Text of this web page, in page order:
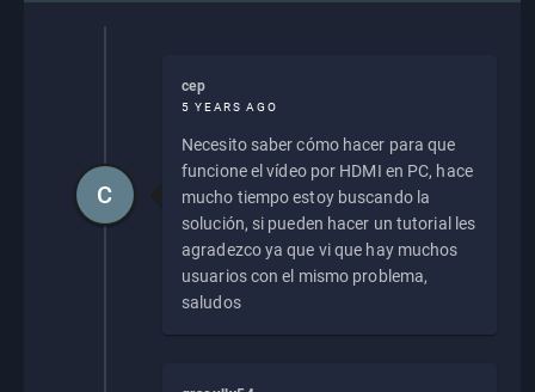
cep
5 YEARS AGO
Necesito saber cómo hacer para que
funcione el vídeo por HDMI en PC, hace
mucho tiempo estoy buscando la
solución, si pueden hacer un tutorial les
agradezco ya que vi que hay muchos
usuarios con el mismo problema,
saludos
C